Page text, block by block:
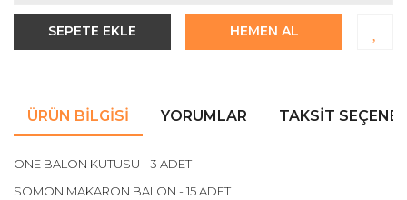
SEPETE EKLE HEMEN AL
ÜRÜN BILGISI YORUMLAR TAKSIT
ONE BALON KUTUSU - 3 ADET
SOMON MAKARON BALON - 15 ADET